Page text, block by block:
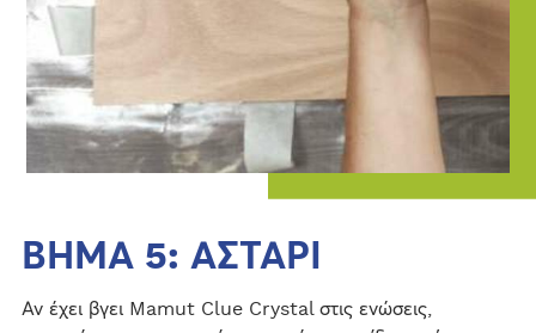
ΒΗΜΑ 5: ΑΣΤΑΡΙ
Αν έχει βγει Mamut Clue Crystal στις ενώσεις,